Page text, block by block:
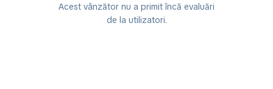
Acest vânzător nu a primit încă evaluări
de la utilizatori.